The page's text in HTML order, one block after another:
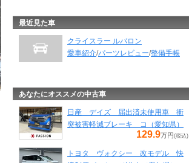
最近見た車
クライスラー ルバロン
愛車紹介/パーツレビュー/整備手帳
あなたにオススメの中古車
日産 デイズ 届出済未使用車 衝
突被害軽減ブレーキ コ（愛知県）
129.9万円 (税込)
トヨタ ヴォクシー 改モデル 快